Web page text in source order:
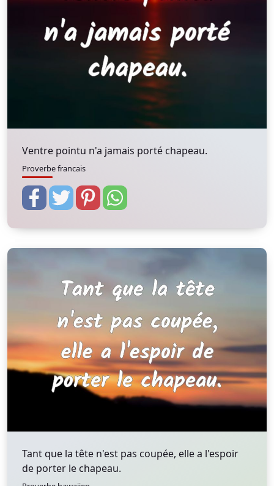
Ventre pointu n'a jamais porté chapeau.
Proverbe francais
Tant que la tête n'est pas coupée, elle a l'espoir
de porter le chapeau.